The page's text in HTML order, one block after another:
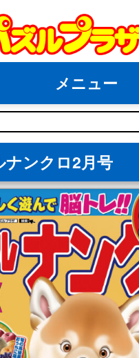
メニュー
ナンクロ2月号